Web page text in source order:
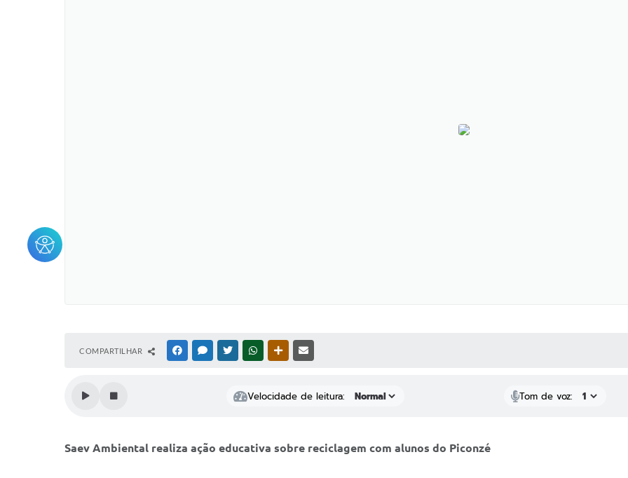
COMPARTILHAR FACEBOOKMESSENGER
TWITTERWHATSAPPOUTRAS MÍDIAS
Velocidade de leitura: Tom de voz:
Saev Ambiental realiza ação educativa sobre reciclagem com alunos do Piconzé